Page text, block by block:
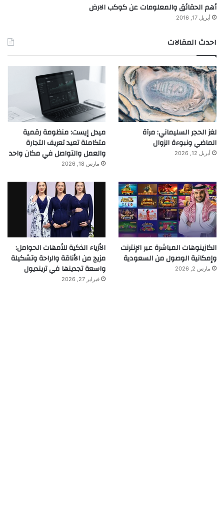
أهم الحقائق والمعلومات عن كوكب الارض
أبريل 17, 2016
احدث المقالات
لغز الحجر السليماني: مرآة
الماضي ونبوءة الزوال
أبريل 12, 2026
ميدل إيست: منظومة رقمية
متكاملة تعيد تعريف التجارة
والعمل والتواصل في مكان واحد
مارس 18, 2026
الكازينوهات المباشرة عبر الإنترنت
وإمكانية الوصول من السعودية
مارس 2, 2026
الأزياء الذكية للأمهات الحوامل:
مزيج من الأناقة والراحة وتشكيلة
واسعة تجدينها في ترينديول
فبراير 27, 2026